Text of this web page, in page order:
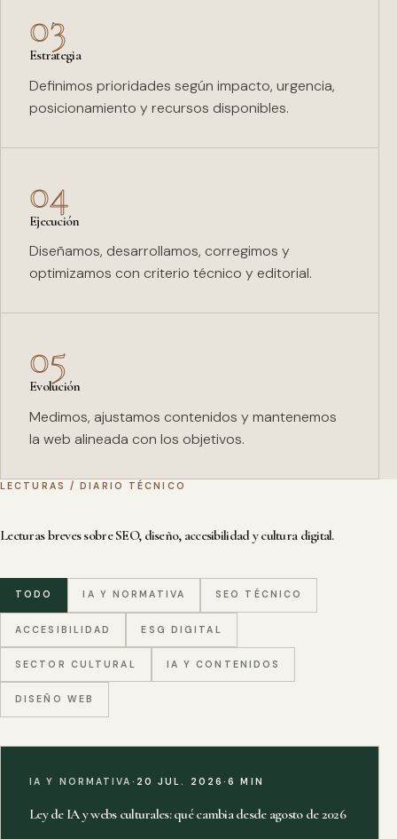
03
Estrategia
Definimos prioridades según impacto, urgencia,
posicionamiento y recursos disponibles.
04
Ejecución
Diseñamos, desarrollamos, corregimos y
optimizamos con criterio técnico y editorial.
05
Evolución
Medimos, ajustamos contenidos y mantenemos
la web alineada con los objetivos.
LECTURAS / DIARIO TÉCNICO
Lecturas breves sobre SEO, diseño, accesibilidad y cultura digital.
TODO IA Y NORMATIVA SEO TÉCNICO
ACCESIBILIDAD ESG DIGITAL
SECTOR CULTURAL IA Y CONTENIDOS
DISEÑO WEB
IA Y NORMATIVA · 20 JUL. 2026·6 MIN
Ley de IA y webs culturales: qué cambia desde agosto de 2026